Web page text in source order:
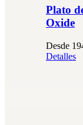
Plato
Oxide
Desde
Detalles